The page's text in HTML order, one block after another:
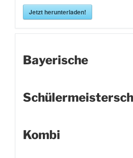
Jetzt herunterladen!
Bayerische
Kombi